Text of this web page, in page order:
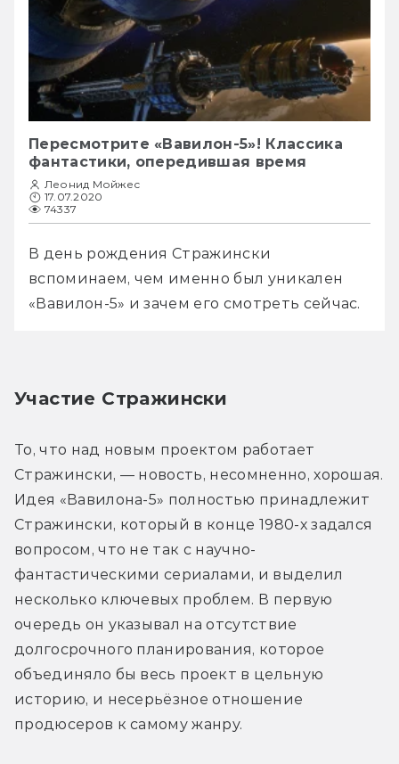
Пересмотрите «Вавилон-5»! Классика
фантастики, опередившая время
Леонид Мойжес
17.07.2020
74337
В день рождения Стражински
вспоминаем, чем именно был уникален
«Вавилон-5» и зачем его смотреть сейчас.
Участие Стражински
То, что над новым проектом работает
Стражински, — новость, несомненно, хорошая.
Идея «Вавилона-5» полностью принадлежит
Стражински, который в конце 1980-х задался
вопросом, что не так с научно-
фантастическими сериалами, и выделил
несколько ключевых проблем. В первую
очередь он указывал на отсутствие
долгосрочного планирования, которое
объединяло бы весь проект в цельную
историю, и несерьёзное отношение
продюсеров к самому жанру.